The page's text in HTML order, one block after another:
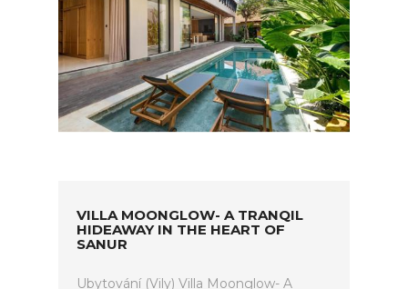
VILLA MOONGLOW- A TRANQIL
HIDEAWAY IN THE HEART OF
SANUR
Ubytování (Vily) Villa Moonglow- A